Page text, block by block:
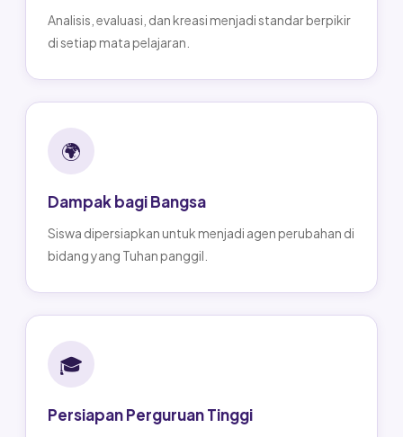
Analisis, evaluasi, dan kreasi menjadi standar berpikir
di setiap mata pelajaran.
🌍
Dampak bagi Bangsa
Siswa dipersiapkan untuk menjadi agen perubahan di
bidang yang Tuhan panggil.
🎓
Persiapan Perguruan Tinggi